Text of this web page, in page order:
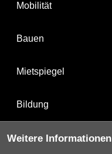
Mobilität
Bauen
Mietspiegel
Bildung
Weitere Informationen